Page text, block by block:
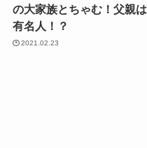
の大家族とちゃむ！父親は
有名人！？
2021.02.23